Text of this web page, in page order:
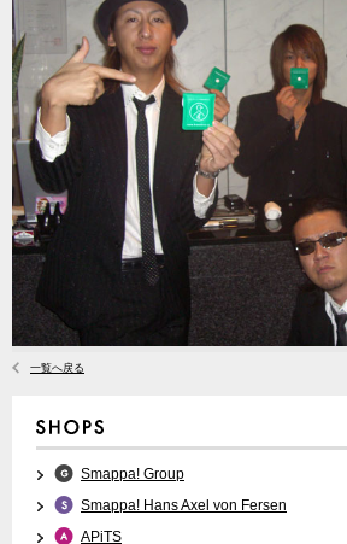
一覧へ戻る
Smappa! Group
Smappa! Hans Axel von Fersen
APiTS